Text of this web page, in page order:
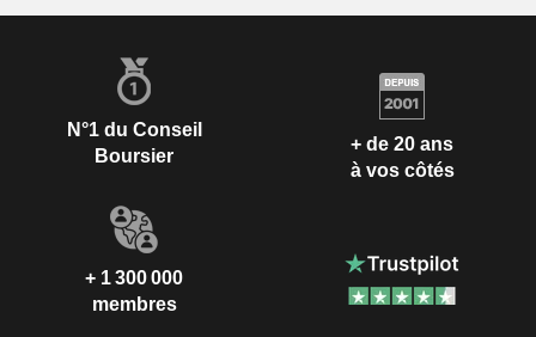
N°1 du Conseil
Boursier
+ de 20 ans
à vos côtés
+ 1 300 000
membres